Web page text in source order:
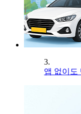
3.
앱 없이도